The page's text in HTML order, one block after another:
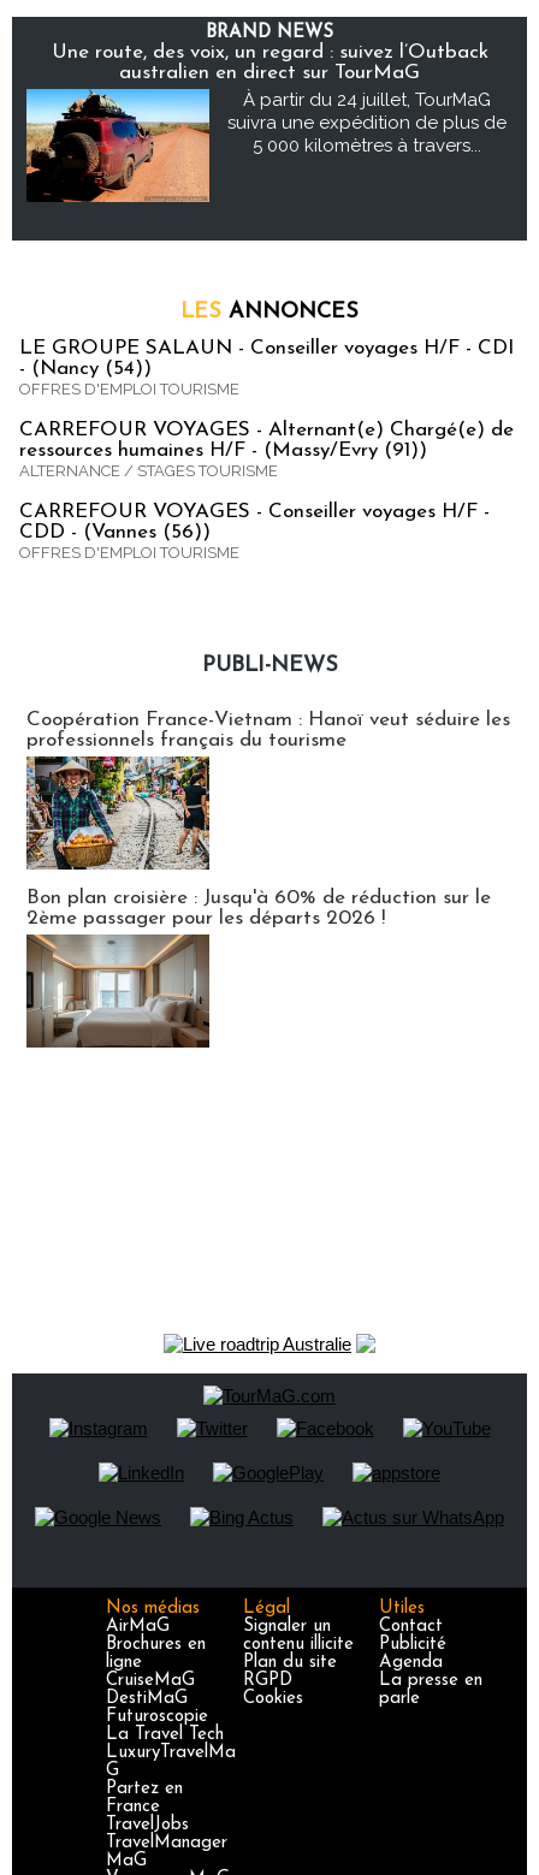
BRAND NEWS
Une route, des voix, un regard : suivez l’Outback
australien en direct sur TourMaG
À partir du 24 juillet, TourMaG
suivra une expédition de plus de
5 000 kilomètres à travers...
LES ANNONCES
LE GROUPE SALAUN - Conseiller voyages H/F - CDI
- (Nancy (54))
OFFRES D'EMPLOI TOURISME
CARREFOUR VOYAGES - Alternant(e) Chargé(e) de
ressources humaines H/F - (Massy/Evry (91))
ALTERNANCE / STAGES TOURISME
CARREFOUR VOYAGES - Conseiller voyages H/F -
CDD - (Vannes (56))
OFFRES D'EMPLOI TOURISME
PUBLI-NEWS
Coopération France-Vietnam : Hanoï veut séduire les
professionnels français du tourisme
Bon plan croisière : Jusqu'à 60% de réduction sur le
2ème passager pour les départs 2026 !
Nos médias
AirMaG
Brochures en
ligne
CruiseMaG
DestiMaG
Futuroscopie
La Travel Tech
LuxuryTravelMa
G
Partez en
France
TravelJobs
TravelManager
MaG
Légal
Signaler un
contenu illicite
Plan du site
RGPD
Cookies
Utiles
Contact
Publicité
Agenda
La presse en
parle